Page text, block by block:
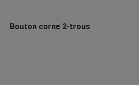
Bouton corne 2-trous